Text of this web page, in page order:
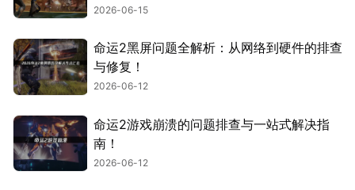
2026-06-15
命运2黑屏问题全解析：从网络到硬件的排查
与修复！
2026-06-12
命运2游戏崩溃的问题排查与一站式解决指
南！
2026-06-12